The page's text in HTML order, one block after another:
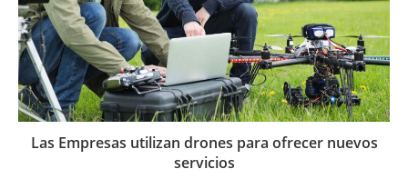
Las Empresas utilizan drones para ofrecer nuevos
servicios